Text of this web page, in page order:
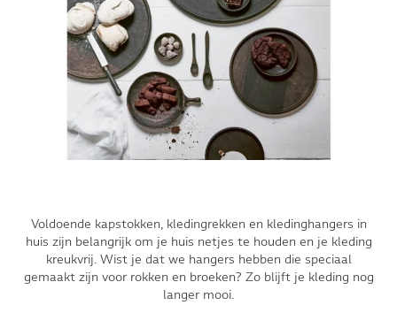
Voldoende kapstokken, kledingrekken en kledinghangers in
huis zijn belangrijk om je huis netjes te houden en je kleding
kreukvrij. Wist je dat we hangers hebben die speciaal
gemaakt zijn voor rokken en broeken? Zo blijft je kleding nog
langer mooi.